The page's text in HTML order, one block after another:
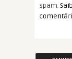
spam.